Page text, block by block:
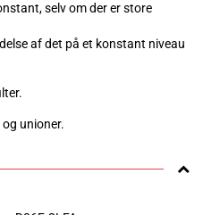
selv om der er store
af det på et konstant niveau
unioner.